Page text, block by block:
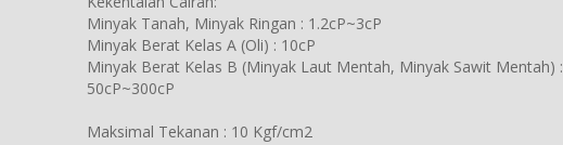
Minyak Tanah, Minyak Ringan : 1.2cP~3cP
Minyak Berat Kelas A (Oli) : 10cP
Minyak Berat Kelas B (Minyak Laut Mentah, Minyak Sawit Mentah) :
50cP~300cP
Maksimal Tekanan : 10 Kgf/cm2